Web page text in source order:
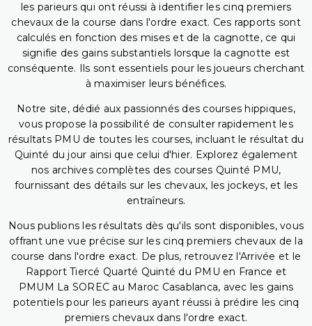
les parieurs qui ont réussi à identifier les cinq premiers
chevaux de la course dans l'ordre exact. Ces rapports sont
calculés en fonction des mises et de la cagnotte, ce qui
signifie des gains substantiels lorsque la cagnotte est
conséquente. Ils sont essentiels pour les joueurs cherchant
à maximiser leurs bénéfices.
Notre site, dédié aux passionnés des courses hippiques,
vous propose la possibilité de consulter rapidement les
résultats PMU de toutes les courses, incluant le résultat du
Quinté du jour ainsi que celui d'hier. Explorez également
nos archives complètes des courses Quinté PMU,
fournissant des détails sur les chevaux, les jockeys, et les
entraîneurs.
Nous publions les résultats dès qu'ils sont disponibles, vous
offrant une vue précise sur les cinq premiers chevaux de la
course dans l'ordre exact. De plus, retrouvez l'Arrivée et le
Rapport Tiercé Quarté Quinté du PMU en France et
PMUM La SOREC au Maroc Casablanca, avec les gains
potentiels pour les parieurs ayant réussi à prédire les cinq
premiers chevaux dans l'ordre exact.